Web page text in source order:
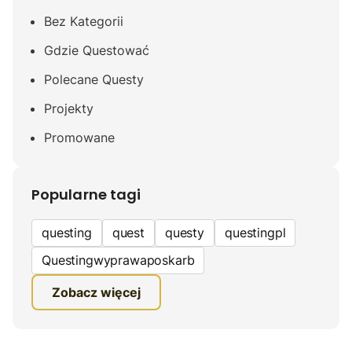
Bez Kategorii
Gdzie Questować
Polecane Questy
Projekty
Promowane
Popularne tagi
questing quest questy
questingpl
Questingwyprawaposkarb
edukacyjna gra terenowa
fundacja questingu
Zobacz więcej